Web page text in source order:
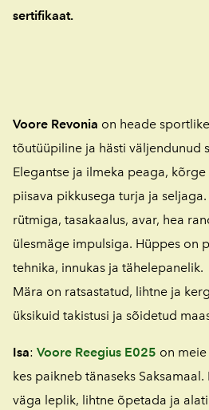
sertifikaat.
Voore Revonia on heade
tõutüüpiline ja hästi väljendunud
Elegantse ja ilmeka peaga,
piisava pikkusega turja ja
rütmiga, tasakaalus, avar, hea
ülesmäge impulsiga. Hüppes on
tehnika, innukas ja tähelepanelik.
Mära on ratsastatud, lihtne ja
üksikuid takistusi ja sõidetud
Isa: Voore Reegius E025 on
kes paikneb tänaseks
väga leplik, lihtne õpetada ja